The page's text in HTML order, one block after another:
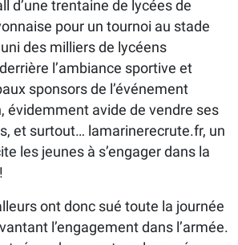
d’une trentaine de lycées de
pour un tournoi au stade
des milliers de lycéens
l’ambiance sportive et
sponsors de l’événement
évidemment avide de vendre ses
et surtout… lamarinerecrute.fr, un
les jeunes à s’engager dans la
ont donc sué toute la journée
l’engagement dans l’armée.